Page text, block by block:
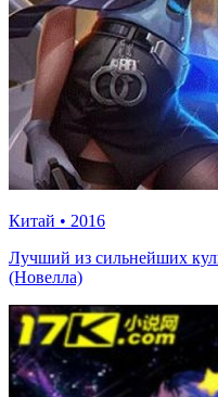
Китай • 2016
Лучший из сильнейших
(Новелла)